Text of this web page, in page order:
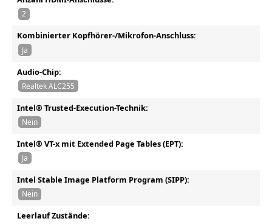
2
Kombinierter Kopfhörer-/Mikrofon-Anschluss:
Ja
Audio-Chip:
Realtek ALC255
Intel® Trusted-Execution-Technik:
Nein
Intel® VT-x mit Extended Page Tables (EPT):
Ja
Intel Stable Image Platform Program (SIPP):
Nein
Leerlauf Zustände: